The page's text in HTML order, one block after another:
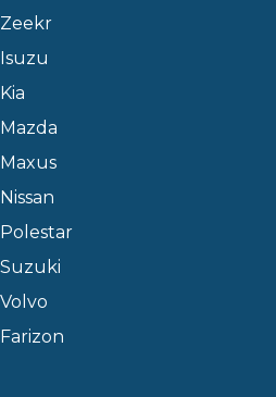
Zeekr
Isuzu
Kia
Mazda
Maxus
Nissan
Polestar
Suzuki
Volvo
Farizon